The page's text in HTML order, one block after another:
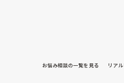
お悩み相談の一覧を見る リア